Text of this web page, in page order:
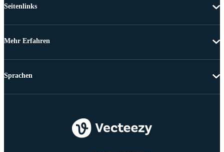
Seitenlinks
Mehr Erfahren
Sprachen